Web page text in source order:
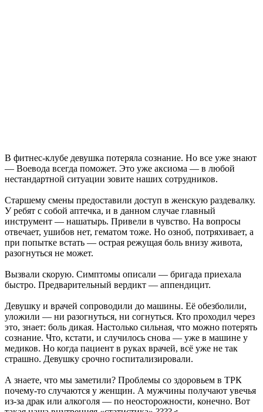
В фитнес-клубе девушка потеряла сознание. Но все уже знают
— Воевода всегда поможет. Это уже аксиома — в любой
нестандартной ситуации зовите наших сотрудников.
Старшему смены предоставили доступ в женскую раздевалку.
У ребят с собой аптечка, и в данном случае главный
инструмент — нашатырь. Привели в чувство. На вопросы
отвечает, ушибов нет, гематом тоже. Но озноб, потряхивает, а
при попытке встать — острая режущая боль внизу живота,
разогнуться не может.
Вызвали скорую. Симптомы описали — бригада приехала
быстро. Предварительный вердикт — аппендицит.
Девушку и врачей сопроводили до машины. Её обезболили,
уложили — ни разогнуться, ни согнуться. Кто проходил через
это, знает: боль дикая. Настолько сильная, что можно потерять
сознание. Что, кстати, и случилось снова — уже в машине у
медиков. Но когда пациент в руках врачей, всё уже не так
страшно. Девушку срочно госпитализировали.
А знаете, что мы заметили? Проблемы со здоровьем в ТРК
почему-то случаются у женщин. А мужчины получают увечья
из-за драк или алкоголя — по неосторожности, конечно. Вот